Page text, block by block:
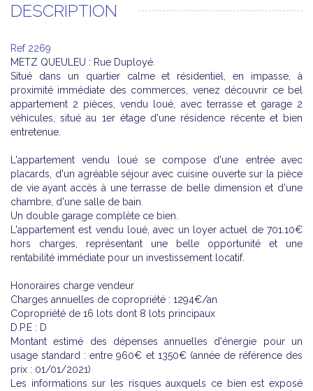
DESCRIPTION
Ref 2269
METZ QUEULEU : Rue Duployé.
Situé dans un quartier calme et résidentiel, en impasse, à
proximité immédiate des commerces, venez découvrir ce bel
appartement 2 pièces, vendu loué, avec terrasse et garage 2
véhicules, situé au 1er étage d'une résidence récente et bien
entretenue.
L'appartement vendu loué se compose d'une entrée avec
placards, d'un agréable séjour avec cuisine ouverte sur la pièce
de vie ayant accès à une terrasse de belle dimension et d'une
chambre, d'une salle de bain.
Un double garage complète ce bien.
L'appartement est vendu loué, avec un loyer actuel de 701.10€
hors charges, représentant une belle opportunité et une
rentabilité immédiate pour un investissement locatif.
Honoraires charge vendeur
Charges annuelles de copropriété : 1294€/an
Copropriété de 16 lots dont 8 lots principaux
D.P.E : D
Montant estimé des dépenses annuelles d'énergie pour un
usage standard : entre 960€ et 1350€ (année de référence des
prix : 01/01/2021)
Les informations sur les risques auxquels ce bien est exposé